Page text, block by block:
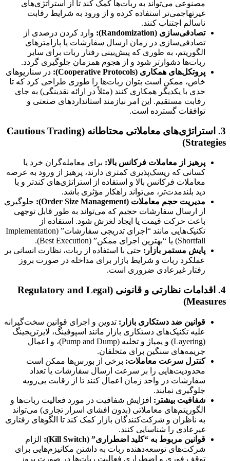
مصنوعی می‌تواند به ربات‌ها کمک کند تا از استراتژی‌های
غیرتهاجمی‌تر استفاده کرده و از ورود به شرایط رقابت
ناسالم اجتناب کنند.
تصادفی‌سازی (Randomization):
وارد کردن درصدی از
تصادفی‌سازی در زمان ارسال سفارشات یا پارامترهای
الگوریتم، به طوری که پیش‌بینی رفتار ربات برای سایر
ربات‌ها دشوارتر شود و از هجوم همزمان جلوگیری گردد.
پروتکل‌های همکاری (Cooperative Protocols):
در سناریوهای
خاص، ممکن است بتوان ربات‌ها را طوری طراحی کرد که تا
حدی با یکدیگر همکاری کنند (مثلاً در ارائه نقدینگی) به جای
رقابت مستقیم. این امر نیازمند استانداردهای صنعتی و
توافقات گسترده است.
3. استراتژی‌های معاملاتی محتاطانه (Cautious Trading
Strategies)
پرهیز از معاملات فرکانس بالا: برای معامله‌گران خرد یا
کسانی که ریسک‌پذیری کمتری دارند، پرهیز از ورود به عرصه
معاملات فرکانس بالا و استفاده از استراتژی‌های کندتر و با
دید بلندمدت‌تر، می‌تواند راهکار مؤثری باشد.
مدیریت حجم معاملات (Order Size Management):
جلوگیری
از ارسال سفارشات حجیم که می‌تواند به طور قابل توجهی
باعث حرکت قیمت یا ایجاد لغزش شود. استفاده از
تکنیک‌هایی مانند “اجرای تدریجی سفارشات” (Implementation
Shortfall) یا “بهترین اجرای ممکن” (Best Execution).
پایش مستمر بازار: حتی با استفاده از ربات، نظارت انسانی بر
عملکرد ربات و شرایط بازار برای مداخله در صورت بروز
رفتار غیرعادی ضروری است.
4. اقدامات نظارتی و قانونی (Regulatory and Legal
Measures)
قوانین ضد دستکاری بازار: تدوین و اجرای قوانین سخت‌گیرانه
علیه تکنیک‌های دستکاری بازار مانند اسپوفینگ، لایرتریجینگ
(Layering) و پمپاژ و تخلیه (Pump and Dump)، و اعمال
جریمه‌های سنگین برای متخلفان.
کنترل سرعت معاملات: برخی از بورس‌ها ممکن است
محدودیت‌هایی را بر سرعت ارسال سفارشات یا تعداد
سفارشات در واحد زمان اعمال کنند تا از رقابت بی‌رویه
جلوگیری نمایند.
شفافیت بیشتر: افزایش شفافیت در مورد فعالیت ربات‌ها و
الگوریتم‌های معاملاتی (بدون افشای اسرار تجاری) می‌تواند
به ناظران و شرکت‌کنندگان بازار کمک کند تا الگوهای رفتاری
غیرعادی را شناسایی کنند.
قوانین مربوط به “کلید اضطراری” (Kill Switch):
الزام
شرکت‌های توسعه‌دهنده ربات به داشتن مکانیزم‌هایی برای
توقف فوری و اضطراری فعالیت ربات‌ها در صورت بروز